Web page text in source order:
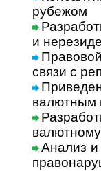
рубе­жом
и
связи с
валют­ным
Анализ и